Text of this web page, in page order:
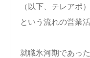
（以下、テレアポ
という流れの営業
就職氷河期であっ